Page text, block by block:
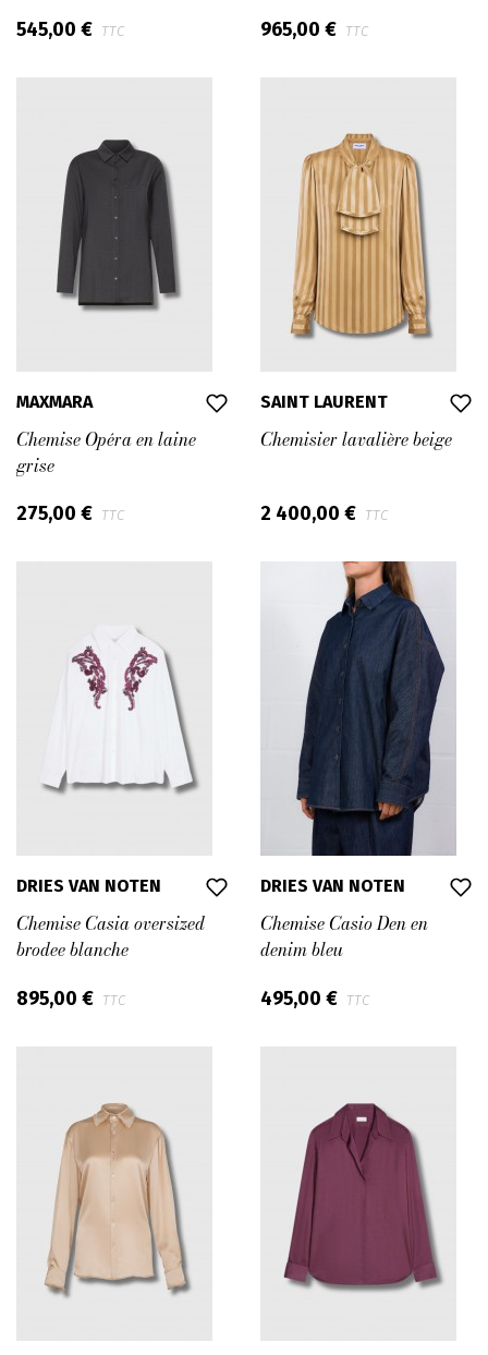
545,00 € TTC 965,00 € TTC
MAXMARA
Chemise Opéra en laine
grise
275,00 € TTC
SAINT LAURENT
Chemisier lavalière beige
2 400,00 € TTC
DRIES VAN NOTEN
Chemise Casia oversized
brodee blanche
895,00 € TTC
DRIES VAN NOTEN
Chemise Casio Den en
denim bleu
495,00 € TTC